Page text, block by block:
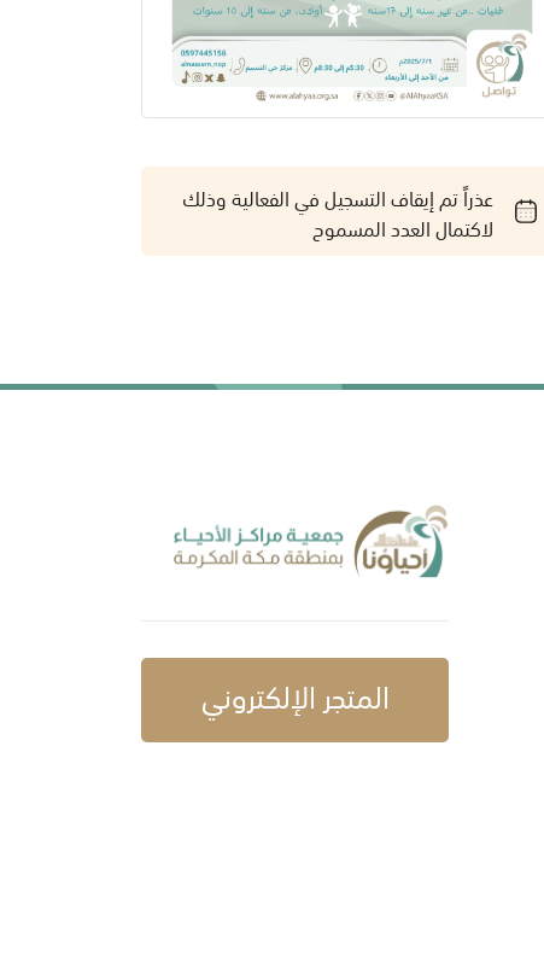
عذراً تم إيقاف التسجيل في الفعالية وذلك
لاكتمال العدد المسموح
المتجر الإلكتروني